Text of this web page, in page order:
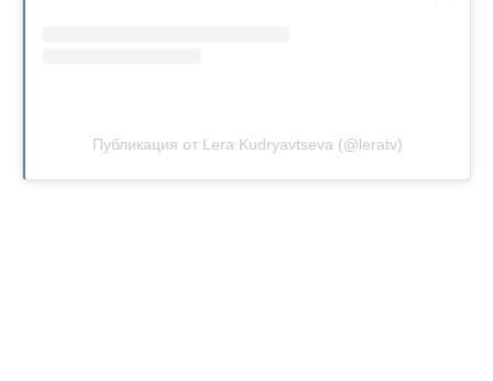
Публикация от Lera Kudryavtseva (@leratv)